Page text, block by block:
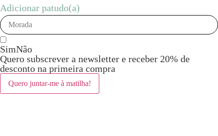
Adicionar patudo(a)
SimNão
Quero subscrever a newsletter e receber 20% de
desconto na primeira compra